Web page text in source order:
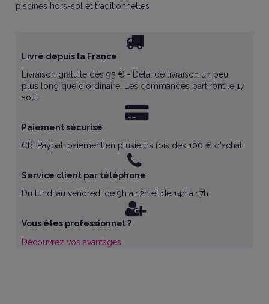
piscines hors-sol et traditionnelles
Livré depuis la France
Livraison gratuite dès 95 € - Délai de livraison un peu
plus long que d'ordinaire. Les commandes partiront le 17
août.
Paiement sécurisé
CB, Paypal, paiement en plusieurs fois dès 100 € d'achat
Service client par téléphone
Du lundi au vendredi de 9h à 12h et de 14h à 17h
Vous êtes professionnel ?
Découvrez vos avantages